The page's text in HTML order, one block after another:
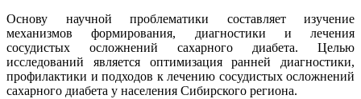
Основу научной проблематики составляет изучение
механизмов формирования, диагностики и лечения
сосудистых осложнений сахарного диабета. Целью
исследований является оптимизация ранней диагностики,
профилактики и подходов к лечению сосудистых осложнений
сахарного диабета у населения Сибирского региона.